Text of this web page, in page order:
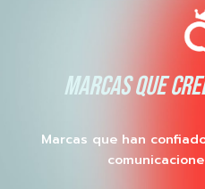
MARCAS QUE
Marcas que han